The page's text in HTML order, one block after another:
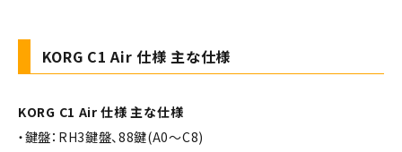
KORG C1 Air 仕様 主な仕様
KORG C1 Air 仕様 主な仕様
・鍵盤：RH3鍵盤、88鍵(A0～C8)